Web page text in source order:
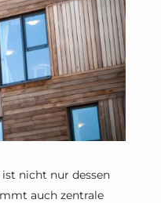
ist nicht nur dessen
auch zentrale